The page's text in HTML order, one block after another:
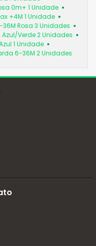
0m+ 1 Unidade
+4M 1 Unidade
Rosa 3 Unidades
Verde 2 Unidades
1 Unidade
6-36M 2 Unidades